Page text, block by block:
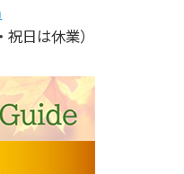
日は休業）